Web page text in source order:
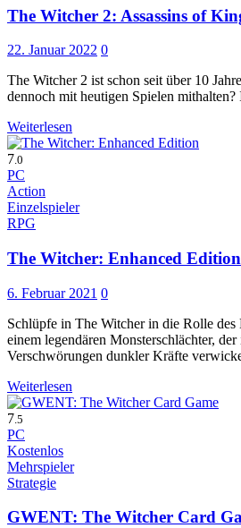
The Witcher 2: Assassins of
22. Januar 2022 0
The Witcher 2 ist schon seit über 10
dennoch mit heutigen Spielen
Weiterlesen
7.0
PC
Action
Einzelspieler
RPG
The Witcher: Enhanced Edition
6. Februar 2021 0
Schlüpfe in The Witcher in die Rolle
einem legendären Monsterschlächter,
Verschwörungen dunkler Kräfte
Weiterlesen
7 .5
PC
Kostenlos
Mehrspieler
Strategie
GWENT: The Witcher Card